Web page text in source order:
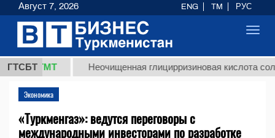
ГТСБТ
ТМТ Неочищенная глицирризиновая кислота
Экономика
«Туркменгаз»: ведутся переговоры с
международными инвесторами по разработке
Август 7, 2026 ENG TM РУС